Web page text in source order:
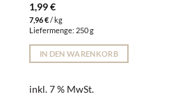
1,99€
7,96€/kg
Liefermenge: 250 g
IN DEN WARENKORB
inkl. 7 % MwSt.